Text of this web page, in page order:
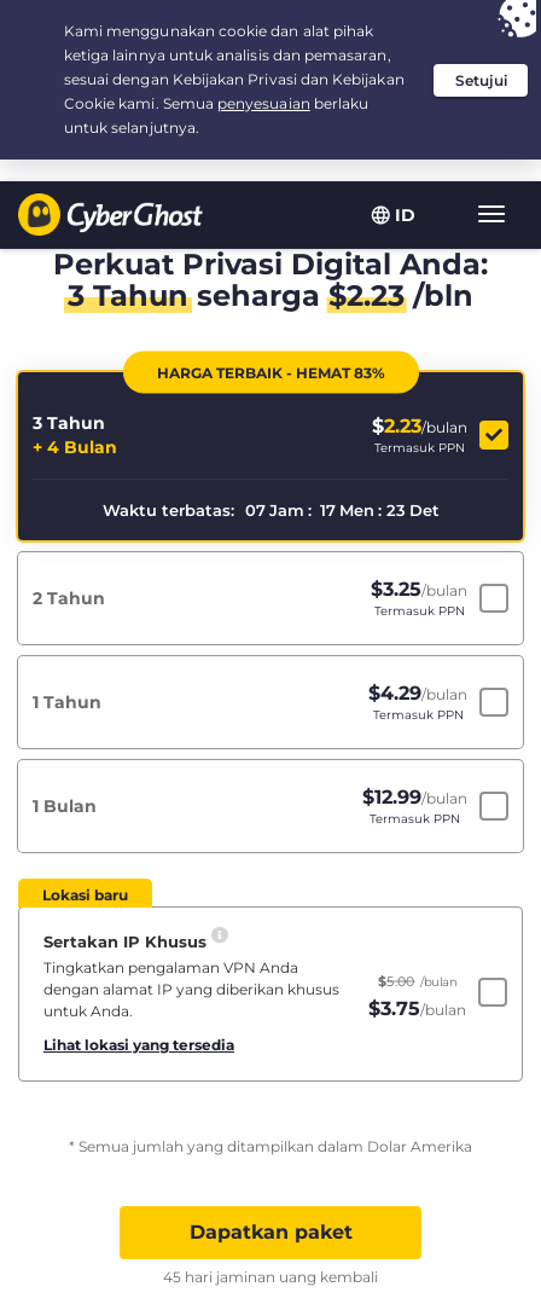
ID
Your choice:The Best Dealfor 3.3333333333333-years at $
/month
Perkuat Privasi Digital Anda:
3 Tahunseharga$2.23/bln
HARGA TERBAIK - HEMAT 83%
3 Tahun
+ 4 Bulan
$2.23/bulan
Termasuk PPN
Waktu terbatas: 07 Jam : 17 Men : 23 Det
2 Tahun $3.25/bulan
Termasuk PPN
1 Tahun $4.29/bulan
Termasuk PPN
1 Bulan $12.99/bulan
Termasuk PPN
Lokasi baru
Sertakan IP Khusus
Tingkatkan pengalaman VPN Anda
dengan alamat IP yang diberikan khusus
untuk Anda.
Lihat lokasi yang tersedia
$5.00 /bulan
$3.75/bulan
* Semua jumlah yang ditampilkan dalam Dolar Amerika
Dapatkan paket
45 hari jaminan uang kembali